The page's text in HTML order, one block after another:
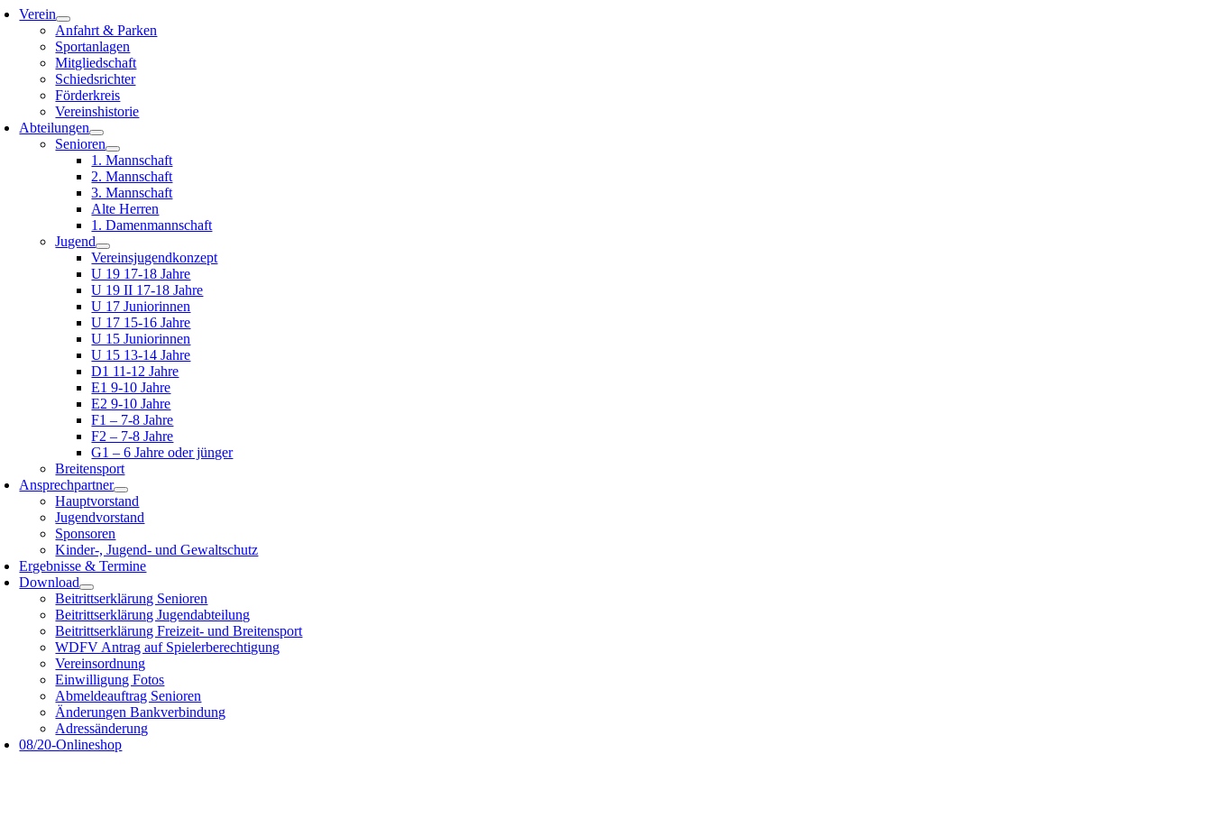
Verein
Anfahrt & Parken
Sportanlagen
Mitgliedschaft
Schiedsrichter
Förderkreis
Vereinshistorie
Abteilungen
Senioren
1. Mannschaft
2. Mannschaft
3. Mannschaft
Alte Herren
1. Damenmannschaft
Jugend
Vereinsjugendkonzept
U 19 17-18 Jahre
U 19 II 17-18 Jahre
U 17 Juniorinnen
U 17 15-16 Jahre
U 15 Juniorinnen
U 15 13-14 Jahre
D1 11-12 Jahre
E1 9-10 Jahre
E2 9-10 Jahre
F1 – 7-8 Jahre
F2 – 7-8 Jahre
G1 – 6 Jahre oder jünger
Breitensport
Ansprechpartner
Hauptvorstand
Jugendvorstand
Sponsoren
Kinder-, Jugend- und Gewaltschutz
Ergebnisse & Termine
Download
Beitrittserklärung Senioren
Beitrittserklärung Jugendabteilung
Beitrittserklärung Freizeit- und Breitensport
WDFV Antrag auf Spielerberechtigung
Vereinsordnung
Einwilligung Fotos
Abmeldeauftrag Senioren
Änderungen Bankverbindung
Adressänderung
08/20-Onlineshop